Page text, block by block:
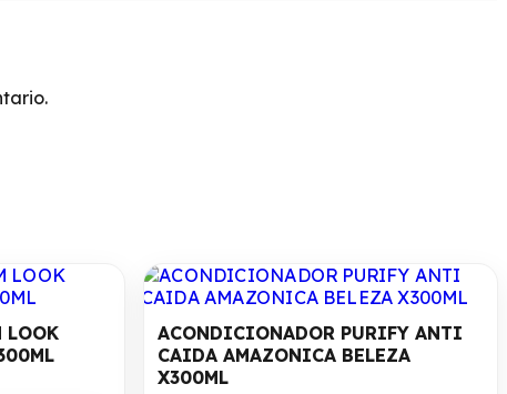
LOOK
ACONDICIONADOR PURIFY ANTI
CAIDA AMAZONICA BELEZA
X300ML